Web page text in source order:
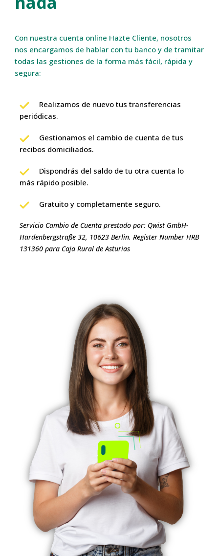
Con nuestra cuenta online Hazte Cliente, nosotros
nos encargamos de hablar con tu banco y de tramitar
todas las gestiones de la forma más fácil, rápida y
segura:
Realizamos de nuevo tus transferencias
periódicas.
Gestionamos el cambio de cuenta de tus
recibos domiciliados.
Dispondrás del saldo de tu otra cuenta lo
más rápido posible.
Gratuito y completamente seguro.
Servicio Cambio de Cuenta prestado por: Qwist GmbH-
Hardenbergstraße 32, 10623 Berlin. Register Number HRB
131360 para Caja Rural de Asturias